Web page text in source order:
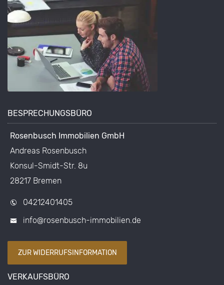
BESPRECHUNGSBÜRO
Rosenbusch Immobilien GmbH
Andreas Rosenbusch
Konsul-Smidt-Str. 8u
28217 Bremen
04212401405
info@rosenbusch-immobilien.de
ZUR WIDERRUFSINFORMATION
VERKAUFSBÜRO